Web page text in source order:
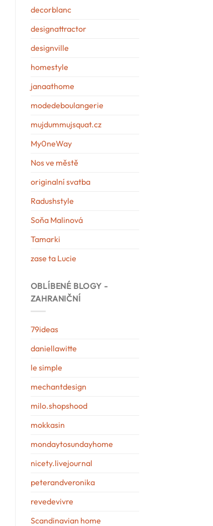
decorblanc
designattractor
designville
homestyle
janaathome
modedeboulangerie
mujdummujsquat.cz
My0neWay
Nos ve městě
originalní svatba
Radushstyle
Soňa Malinová
Tamarki
zase ta Lucie
OBLÍBENÉ BLOGY -
ZAHRANIČNÍ
79ideas
daniellawitte
le simple
mechantdesign
milo.shopshood
mokkasin
mondaytosundayhome
nicety.livejournal
peterandveronika
revedevivre
Scandinavian home